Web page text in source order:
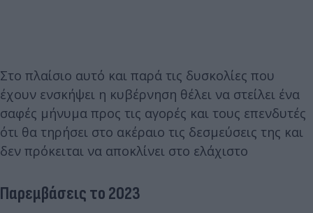
Στο πλαίσιο αυτό και παρά τις δυσκολίες που
έχουν ενσκήψει η κυβέρνηση θέλει να στείλει ένα
σαφές μήνυμα προς τις αγορές και τους επενδυτές
ότι θα τηρήσει στο ακέραιο τις δεσμεύσεις της και
δεν πρόκειται να αποκλίνει στο ελάχιστο
Παρεμβάσεις το 2023